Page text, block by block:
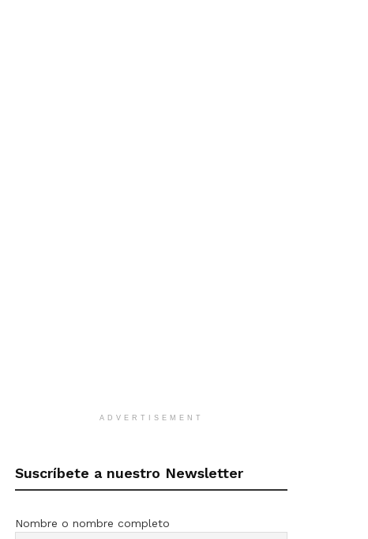
ADVERTISEMENT
Suscríbete a nuestro Newsletter
Nombre o nombre completo